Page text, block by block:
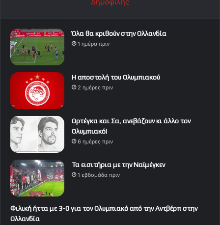
Όλα θα κριθούν στην Ολλανδία
1 ημέρα πριν
Η αποστολή του Ολυμπιακού
2 ημέρες πριν
Ορτέγκα και Σα, ανεβάζουν κι άλλο τον
Ολυμπιακό!
6 ημέρες πριν
Τα εισιτήρια με την Ναϊμέγκεν
1 εβδομάδα πριν
Φιλική ήττα με 3-0 για τον Ολυμπιακό από την Αντβέρπ στην
Ολλανδία